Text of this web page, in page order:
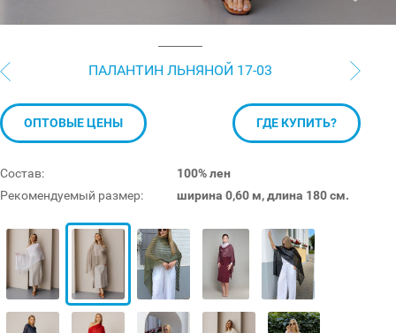
ПАЛАНТИН ЛЬНЯНОЙ 17-03
Состав:
100% лен
Рекомендуемый размер:
ширина 0,60 м, длина 180 см.
ОПТОВЫЕ ЦЕНЫ ГДЕ КУПИТЬ?